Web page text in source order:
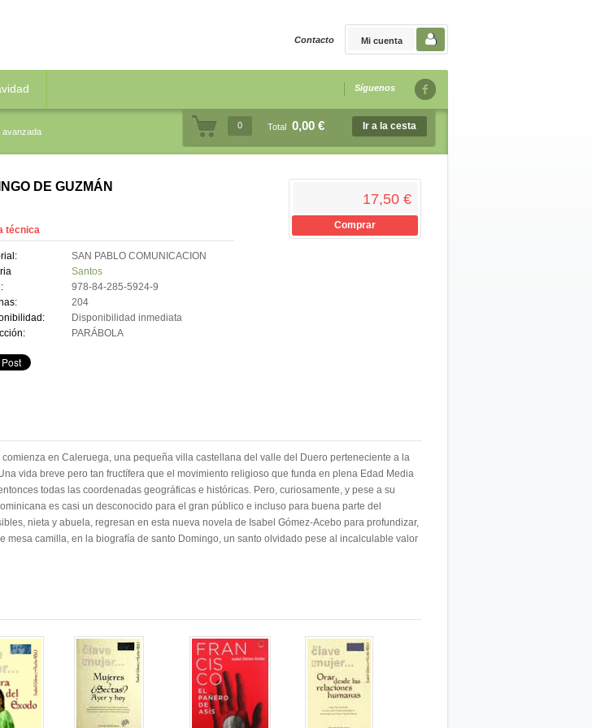
Mi cuenta
Contacto
Síguenos
avanzada
0 Total 0,00 € Ir a la cesta
DE GUZMÁN
técnica
SAN PABLO COMUNICACION
Santos
978-84-285-5924-9
204
Disponibilidad inmediata
PARÁBOLA
17,50 €
Comprar
en Caleruega, una pequeña villa castellana del valle del Duero perteneciente a la
vida breve pero tan fructífera que el movimiento religioso que funda en plena Edad Media
todas las coordenadas geográficas e históricas. Pero, curiosamente, y pese a su
es casi un desconocido para el gran público e incluso para buena parte del
nieta y abuela, regresan en esta nueva novela de Isabel Gómez-Acebo para profundizar,
mesa camilla, en la biografía de santo Domingo, un santo olvidado pese al incalculable valor